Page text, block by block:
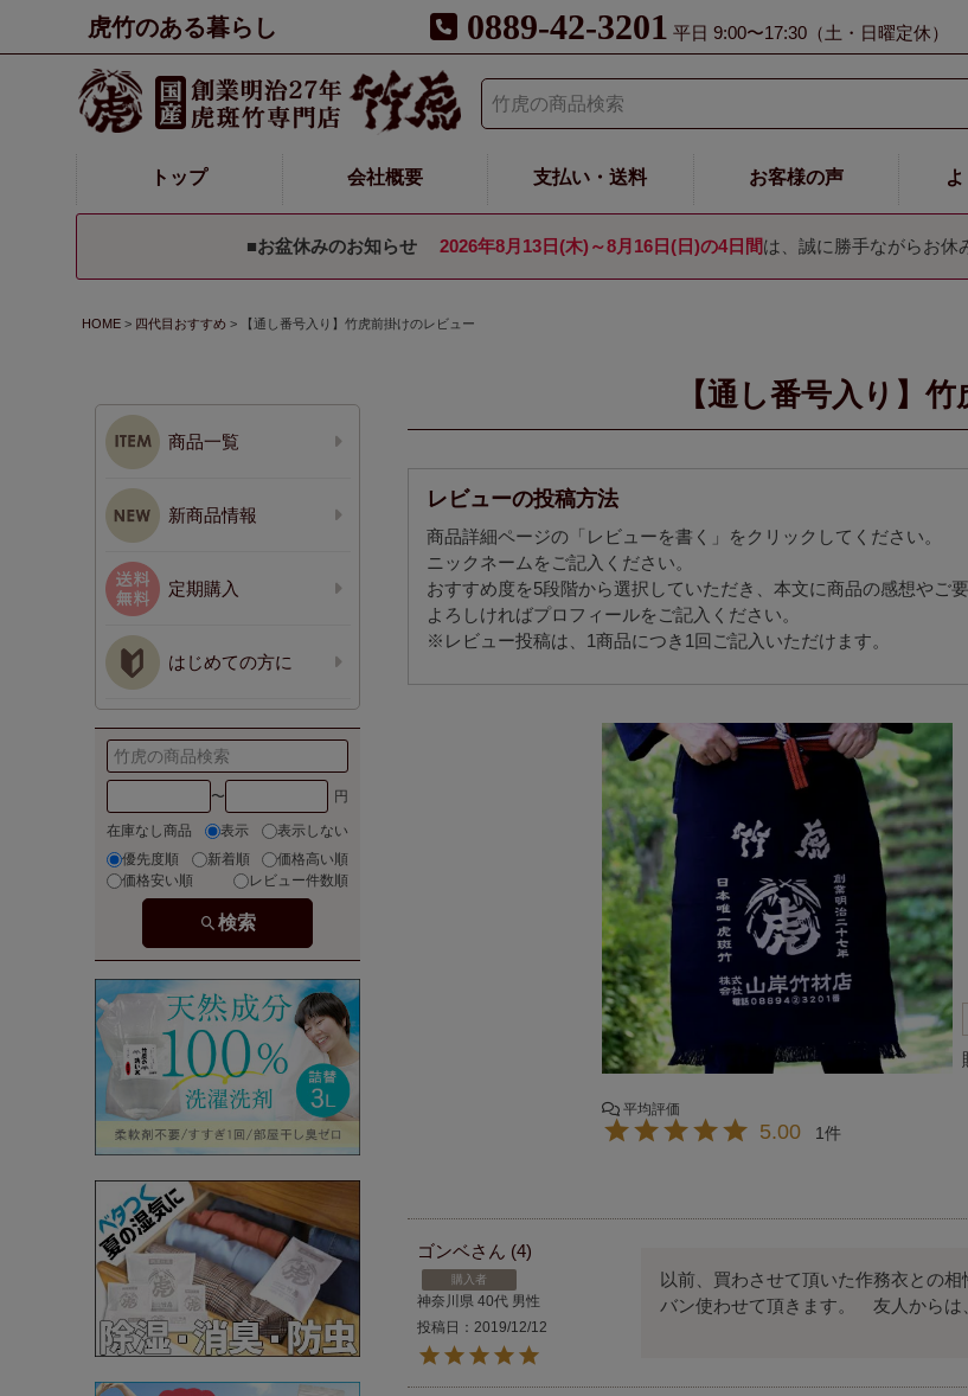
虎竹のある暮らし 0889-42-3201 平日 9:00〜17:30（土・日曜定休）
トップ 会社概要 支払い・送料 お客様の声
■お盆休みのお知らせ 2026年8月13日(木)～8月16日(日)の4日間は、誠に勝手ながらお休
HOME 四代目おすすめ 【通し番号入り】竹虎前掛けのレビュー
商品一覧
新商品情報
定期購入
はじめての方に
〜
在庫なし商品 表示
表示しない
優先度順
新着順
価格高い順
価格安い順
レビュー件数順
検索
【通し番号入り】
レビューの投稿方法
商品詳細ページの「レビューを書く」をクリックしてください。
ニックネームをご記入ください。
おすすめ度を5段階から選択していただき、本文に商品の感想やご
よろしければプロフィールをご記入ください。
※レビュー投稿は、1商品につき1回ご記入いただけます。
5.00 1
ゴンベ 4
購入者
神奈川県 40代 男性
投稿日
2019/12/12
以前、買わさせて頂いた作務衣との
バン使わせて頂きます。　友人からは